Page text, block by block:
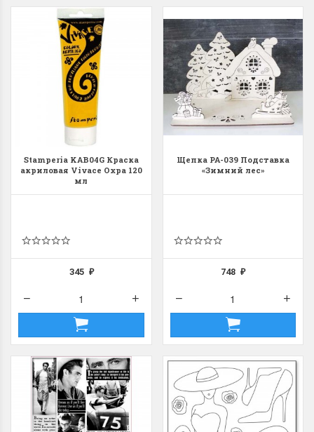
Stamperia KAB04G Краска
акриловая Vivace Охра 120
мл
345 ₽
Щепка РА-039 Подставка
«Зимний лес»
748₽